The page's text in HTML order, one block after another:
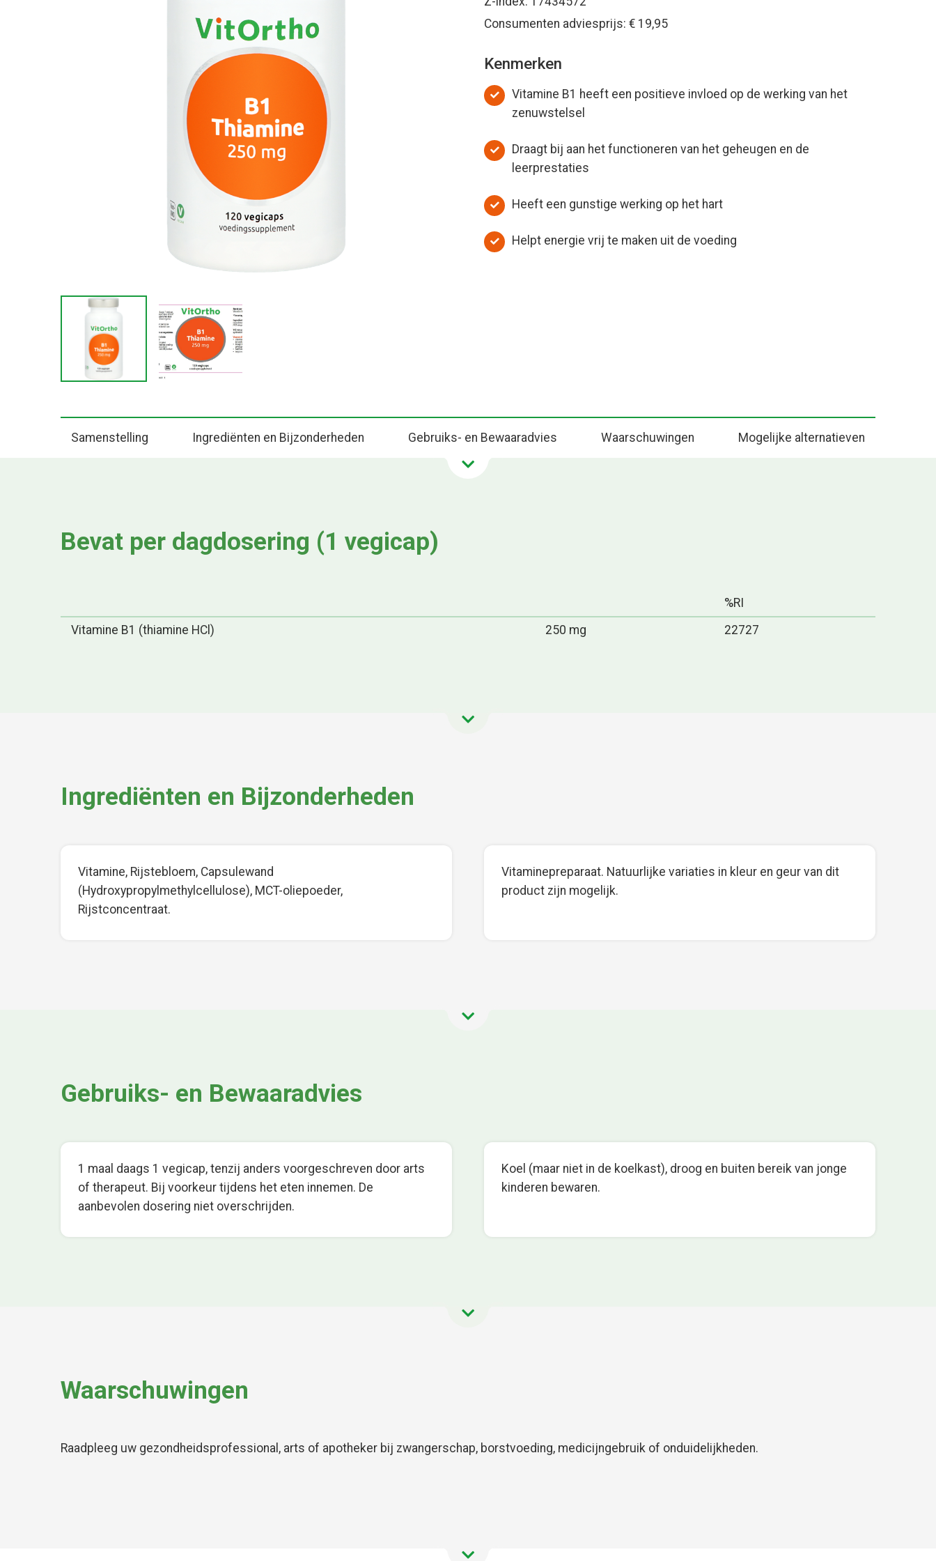
Consumenten adviesprijs: € 19,95
Kenmerken
Vitamine B1 heeft een positieve invloed op de werking van het
zenuwstelsel
Draagt bij aan het functioneren van het geheugen en de
leerprestaties
Heeft een gunstige werking op het hart
Helpt energie vrij te maken uit de voeding
Samenstelling Ingrediënten en Bijzonderheden Gebruiks- en Bewaaradvies Waarschuwingen Mogelijke alternatieven
Bevat per dagdosering (1 vegicap)
%RI
Vitamine B1 (thiamine HCl)
250 mg 22727
Ingrediënten en Bijzonderheden
Vitamine, Rijstebloem, Capsulewand
(Hydroxypropylmethylcellulose), MCT-oliepoeder,
Rijstconcentraat.
Vitaminepreparaat. Natuurlijke variaties in kleur en geur van dit
product zijn mogelijk.
Gebruiks- en Bewaaradvies
1 maal daags 1 vegicap, tenzij anders voorgeschreven door arts
of therapeut. Bij voorkeur tijdens het eten innemen. De
aanbevolen dosering niet overschrijden.
Koel (maar niet in de koelkast), droog en buiten bereik van jonge
kinderen bewaren.
Waarschuwingen
Raadpleeg uw gezondheidsprofessional, arts of apotheker bij zwangerschap, borstvoeding, medicijngebruik of onduidelijkheden.